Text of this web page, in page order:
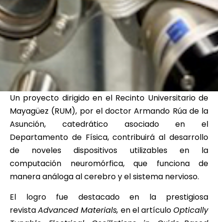
Un proyecto dirigido en el Recinto Universitario de
Mayagüez (RUM), por el doctor Armando Rúa de la
Asunción, catedrático asociado en el
Departamento de Física, contribuirá al desarrollo
de noveles dispositivos utilizables en la
computación neuromórfica, que funciona de
manera análoga al cerebro y el sistema nervioso.
El logro fue destacado en la prestigiosa
revistaAdvanced Materials, en el artículoOptically